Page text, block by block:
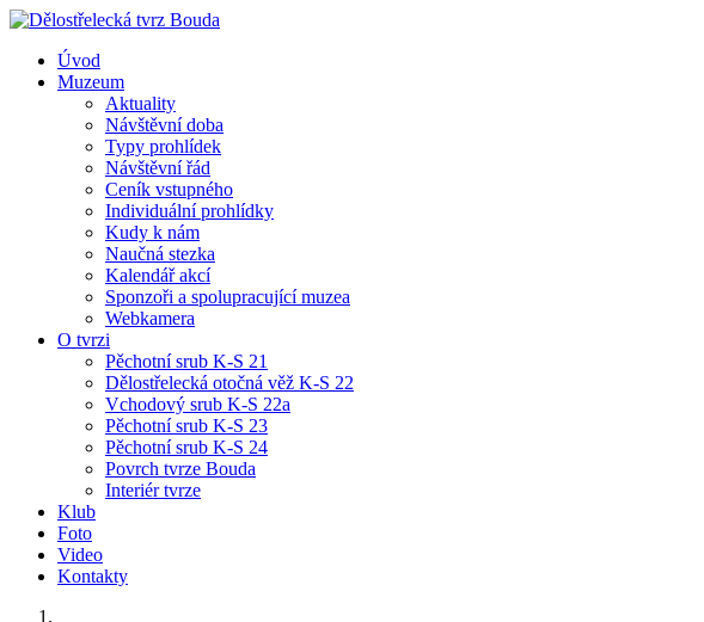
Úvod
Muzeum
Aktuality
Návštěvní doba
Typy prohlídek
Návštěvní řád
Ceník vstupného
Individuální prohlídky
Kudy k nám
Naučná stezka
Kalendář akcí
Sponzoři a spolupracující muzea
Webkamera
O tvrzi
Pěchotní srub K-S 21
Dělostřelecká otočná věž K-S 22
Vchodový srub K-S 22a
Pěchotní srub K-S 23
Pěchotní srub K-S 24
Povrch tvrze Bouda
Interiér tvrze
Klub
Foto
Video
Kontakty